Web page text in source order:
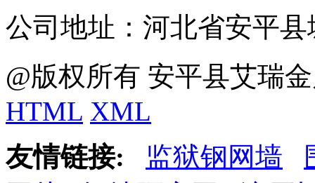
公司地址：河北省安平
@版权所有 安平县艾瑞
HTML XML
友情链接:
监狱钢网墙